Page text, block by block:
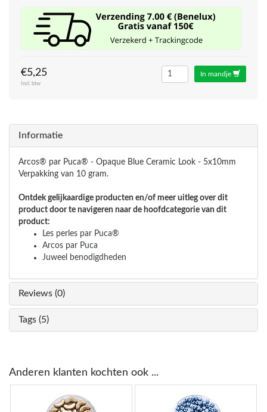
€5,25
Incl. btw
In mandje
Informatie
Arcos® par Puca® - Opaque Blue Ceramic Look - 5x10mm
Verpakking van 10 gram.
Ontdek gelijkaardige producten en/of meer uitleg over dit
product door te navigeren naar de hoofdcategorie van dit
product:
Les perles par Puca®
Arcos par Puca
Juweel benodigdheden
Reviews (0)
Tags (5)
Anderen klanten kochten ook ...